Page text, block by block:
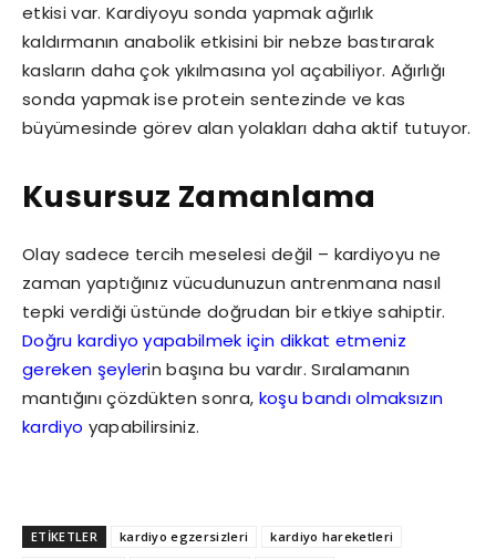
etkisi var. Kardiyoyu sonda yapmak ağırlık
kaldırmanın anabolik etkisini bir nebze bastırarak
kasların daha çok yıkılmasına yol açabiliyor. Ağırlığı
sonda yapmak ise protein sentezinde ve kas
büyümesinde görev alan yolakları daha aktif tutuyor.
Kusursuz Zamanlama
Olay sadece tercih meselesi değil – kardiyoyu ne
zaman yaptığınız vücudunuzun antrenmana nasıl
tepki verdiği üstünde doğrudan bir etkiye sahiptir.
Doğru kardiyo yapabilmek için dikkat etmeniz
gereken şeylerin başına bu vardır. Sıralamanın
mantığını çözdükten sonra, koşu bandı olmaksızın
kardiyo yapabilirsiniz.
ETİKETLER kardiyo egzersizleri kardiyo hareketleri